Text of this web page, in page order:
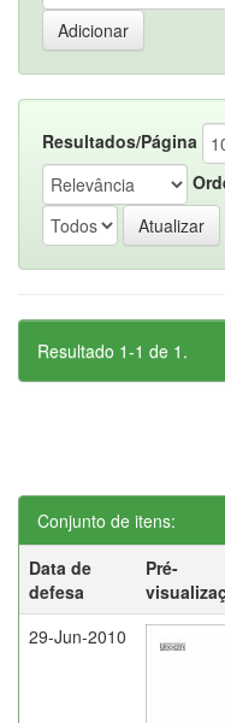
Resultados/Página
Resultado 1-1 de 1.
Conjunto de itens:
Data de
defesa
Pré-
29-Jun-2010